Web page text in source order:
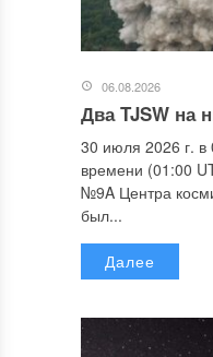
06.08.2026
Два TJSW на
30 июля 2026 г. в
времени (01:00
№9A Центра
был...
Далее